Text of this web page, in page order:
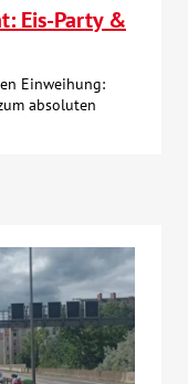
Eis-Party &
Einweihung:
absoluten